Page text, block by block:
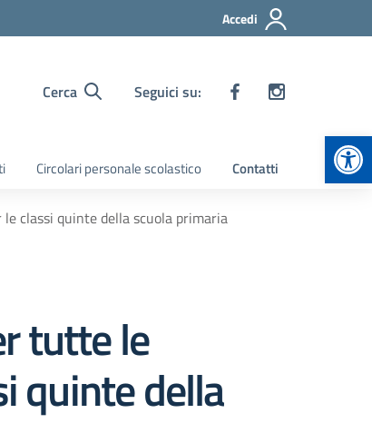
Accedi
Cerca Seguici su:
Circolari personale scolastico Contatti
classi quinte della scuola primaria
tutte le
quinte della